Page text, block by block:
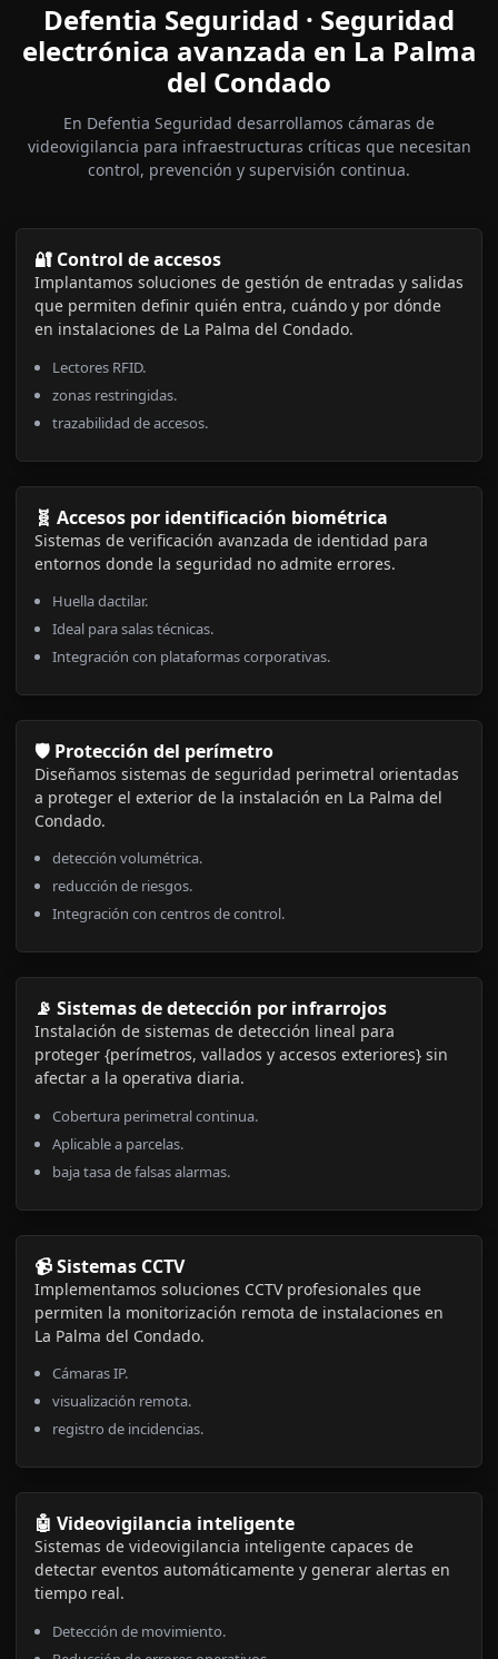
Defentia Seguridad · Seguridad
electrónica avanzada en La Palma
del Condado
En Defentia Seguridad desarrollamos cámaras de
videovigilancia para infraestructuras críticas que necesitan
control, prevención y supervisión continua.
🔐 Control de accesos
Implantamos soluciones de gestión de entradas y salidas
que permiten definir quién entra, cuándo y por dónde
en instalaciones de La Palma del Condado.
Lectores RFID.
zonas restringidas.
trazabilidad de accesos.
🧬 Accesos por identificación biométrica
Sistemas de verificación avanzada de identidad para
entornos donde la seguridad no admite errores.
Huella dactilar.
Ideal para salas técnicas.
Integración con plataformas corporativas.
🛡️ Protección del perímetro
Diseñamos sistemas de seguridad perimetral orientadas
a proteger el exterior de la instalación en La Palma del
Condado.
detección volumétrica.
reducción de riesgos.
Integración con centros de control.
📡 Sistemas de detección por infrarrojos
Instalación de sistemas de detección lineal para
proteger {perímetros, vallados y accesos exteriores} sin
afectar a la operativa diaria.
Cobertura perimetral continua.
Aplicable a parcelas.
baja tasa de falsas alarmas.
📹 Sistemas CCTV
Implementamos soluciones CCTV profesionales que
permiten la monitorización remota de instalaciones en
La Palma del Condado.
Cámaras IP.
visualización remota.
registro de incidencias.
🤖 Videovigilancia inteligente
Sistemas de videovigilancia inteligente capaces de
detectar eventos automáticamente y generar alertas en
tiempo real.
Detección de movimiento.